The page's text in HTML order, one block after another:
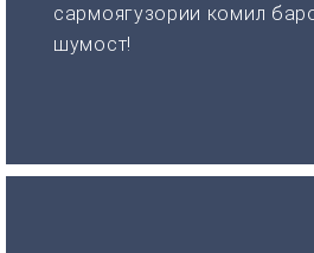
сармоягузории комил
шумост!